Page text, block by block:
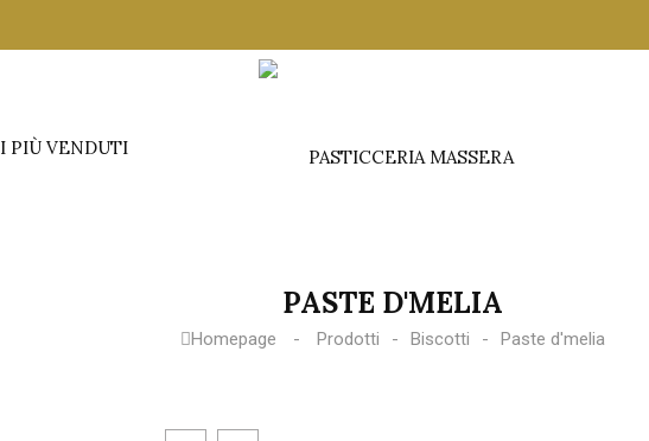
I PIÙ VENDUTI
PASTE D'MELIA
Homepage Prodotti Biscotti Paste d'melia